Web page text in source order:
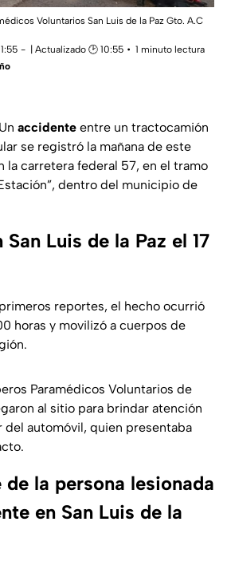
Voluntarios San Luis de la Paz Gto. A.C
| Actualizado 🕑 10:55
1 minuto lectura
Un accidente entre un tractocamión
se registró la mañana de este
la carretera federal 57, en el tramo
dentro del municipio de
San Luis de la Paz el 17
reportes, el hecho ocurrió
horas y movilizó a cuerpos de
Paramédicos Voluntarios de
al sitio para brindar atención
automóvil, quien presentaba
de la persona lesionada
en San Luis de la